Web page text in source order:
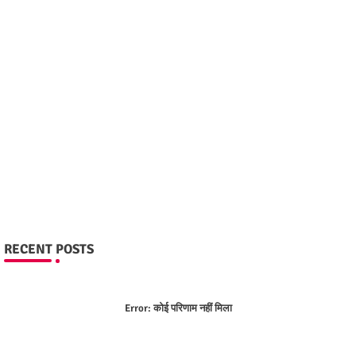
RECENT POSTS
Error:कोई परिणाम नहीं मिला